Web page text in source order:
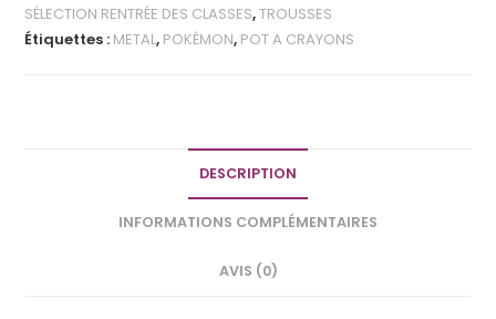
SÉLECTION RENTRÉE DES CLASSES,TROUSSES
Étiquettes : METAL, POKÉMON, POT A CRAYONS
DESCRIPTION
INFORMATIONS COMPLÉMENTAIRES
AVIS (0)